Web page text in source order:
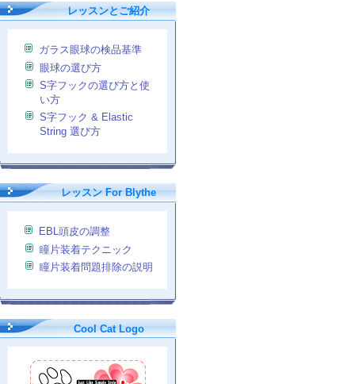
レッスンとご紹介
ガラス眼球の検品基準
眼球の選び方
S字フックの選び方と使
い方
S字フック & Elastic
String 選び方
レッスン For Blythe
EBL頭皮の調整
瞳片装着テクニック
瞳片装着問題排除の説明
Cool Cat Logo